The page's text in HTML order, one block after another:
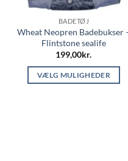
BADETØJ
Wheat Neopren Badebukser
Flintstone sealife
199,00kr.
VÆLG MULIGHEDER